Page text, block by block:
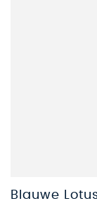
Blauwe